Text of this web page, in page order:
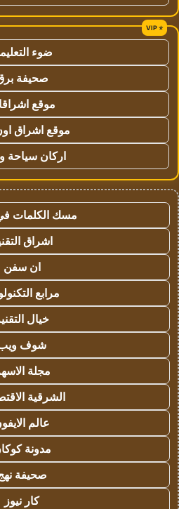
ضوء
صحيفة
موقع
موقع اشراق
اركان سياحة
مسك الكلمات
اشراق
ان سفن
مرابع
خيال
شوف
مجلة
الشرقية
عالم
مدونة
صحيفة
كار نيوز